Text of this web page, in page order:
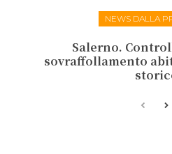
NEWS DALLA
Salerno.
sovraffollamento